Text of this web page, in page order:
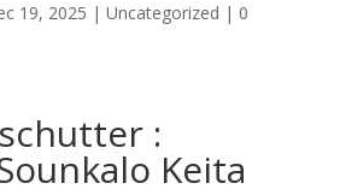
19, 2025 | Uncategorized | 0
:
Keita